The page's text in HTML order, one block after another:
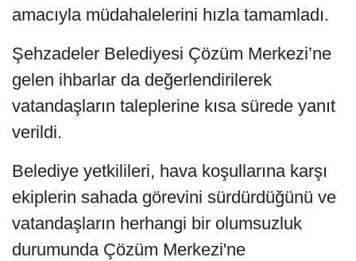
amacıyla müdahalelerini hızla tamamladı.
Şehzadeler Belediyesi Çözüm Merkezi’ne
gelen ihbarlar da değerlendirilerek
vatandaşların taleplerine kısa sürede yanıt
verildi.
Belediye yetkilileri, hava koşullarına karşı
ekiplerin sahada görevini sürdürdüğünü ve
vatandaşların herhangi bir olumsuzluk
durumunda Çözüm Merkezi'ne